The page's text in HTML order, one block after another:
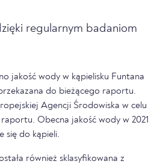
regularnym badaniom
jakość wody w kąpielisku Funtana
do bieżącego raportu.
Agencji Środowiska w celu
Obecna jakość wody w 2021
się do kąpieli.
również sklasyfikowana z